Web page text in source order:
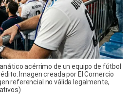
acérrimo de un equipo de fútbol
Imagen creada por El Comercio
referencial no válida legalmente,